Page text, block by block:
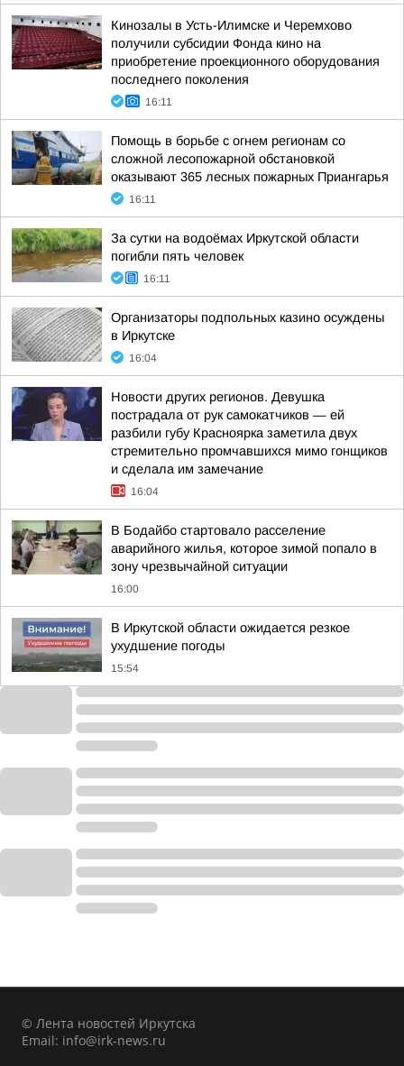
Кинозалы в Усть-Илимске и Черемхово
получили субсидии Фонда кино на
приобретение проекционного оборудования
последнего поколения
16:11
Помощь в борьбе с огнем регионам со
сложной лесопожарной обстановкой
оказывают 365 лесных пожарных Приангарья
16:11
За сутки на водоёмах Иркутской области
погибли пять человек
16:11
Организаторы подпольных казино осуждены
в Иркутске
16:04
Новости других регионов. Девушка
пострадала от рук самокатчиков — ей
разбили губу Красноярка заметила двух
стремительно промчавшихся мимо гонщиков
и сделала им замечание
16:04
В Бодайбо стартовало расселение
аварийного жилья, которое зимой попало в
зону чрезвычайной ситуации
16:00
В Иркутской области ожидается резкое
ухудшение погоды
15:54
© Лента новостей Иркутска
Email: info@irk-news.ru